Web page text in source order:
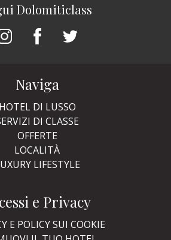
Dolomiticlass
Naviga
HOTEL DI LUSSO
DI CLASSE
OFFERTE
LOCALITÀ
LIFESTYLE
e Privacy
E POLICY SUI COOKIE